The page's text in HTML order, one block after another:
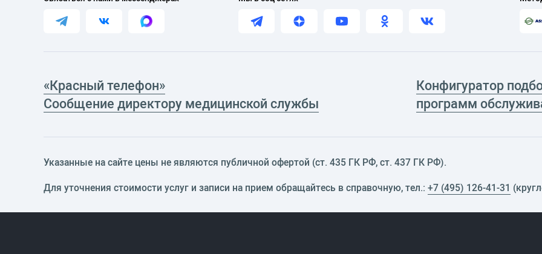
«Красный телефон»
Сообщение директору медицинской службы
Конфигуратор
программ
Указанные на сайте цены не являются публичной офертой (ст. 435 ГК РФ, cт. 437 ГК РФ).
Для уточнения стоимости услуг и записи на прием обращайтесь в справочную, тел.: +7 (495) 126-41-31